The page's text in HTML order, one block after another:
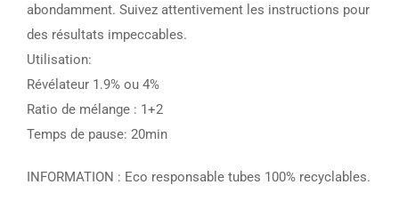
abondamment. Suivez attentivement les instructions pour
des résultats impeccables.
Utilisation:
Révélateur 1.9% ou 4%
Ratio de mélange : 1+2
Temps de pause: 20min
INFORMATION : Eco responsable tubes 100% recyclables.